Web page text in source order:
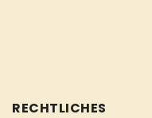
RECHTLICHES